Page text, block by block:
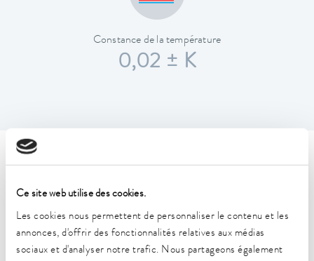
Ce site web utilise des cookies.
Les cookies nous permettent de personnaliser le contenu et les
annonces, d'offrir des fonctionnalités relatives aux médias
sociaux et d'analyser notre trafic. Nous partageons également
Constance de la température
0,02 ± K
Caractéristiques techniques
(selon DIN 12876)
Plage de température de fonctionnement
-35 ... 200 °C